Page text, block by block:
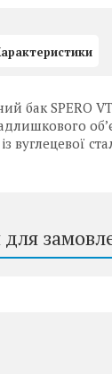
бак SPERO
вуглецевої